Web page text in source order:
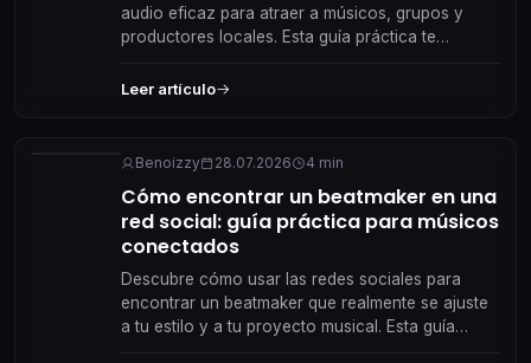
audio eficaz para atraer a músicos, grupos y
productores locales. Esta guía práctica te
reales y duraderas.
Leer artículo
Benoizzy 28.07.2026 4 min
Cómo encontrar un beatmaker en una
red social: guía práctica para músicos
conectados
Descubre cómo usar las redes sociales para
encontrar un beatmaker que realmente se ajuste
a tu estilo y a tu proyecto musical. Esta guía